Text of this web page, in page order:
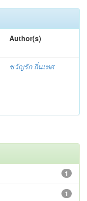
Author(s)
ขวัญรัก ถิ่นเทศ
1
1